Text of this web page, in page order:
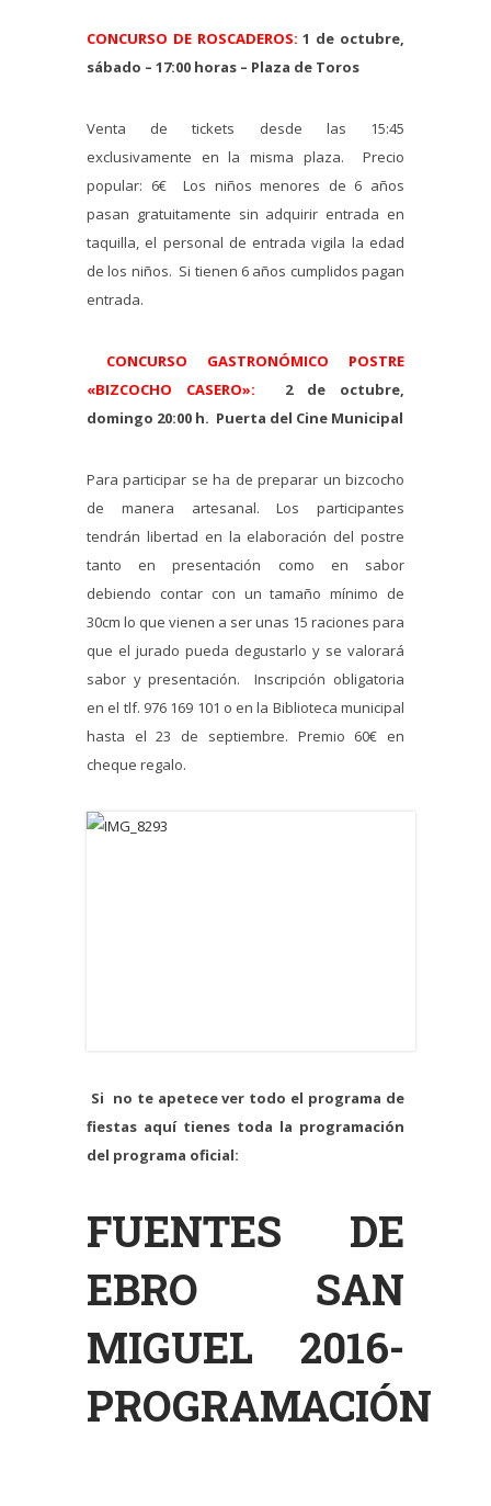
CONCURSO DE ROSCADEROS: 1 de octubre,
sábado – 17:00 horas – Plaza de Toros
Venta de tickets desde las 15:45
exclusivamente en la misma plaza. Precio
popular: 6€ Los niños menores de 6 años
pasan gratuitamente sin adquirir entrada en
taquilla, el personal de entrada vigila la edad
de los niños. Si tienen 6 años cumplidos pagan
entrada.
CONCURSO GASTRONÓMICO POSTRE
«BIZCOCHO CASERO»:
2 de octubre,
domingo 20:00 h. Puerta del Cine Municipal
Para participar se ha de preparar un bizcocho
de manera artesanal. Los participantes
tendrán libertad en la elaboración del postre
tanto en presentación como en sabor
debiendo contar con un tamaño mínimo de
30cm lo que vienen a ser unas 15 raciones para
que el jurado pueda degustarlo y se valorará
sabor y presentación. Inscripción obligatoria
en el tlf. 976 169 101 o en la Biblioteca municipal
hasta el 23 de septiembre. Premio 60€ en
cheque regalo.
Si no te apetece ver todo el programa de
fiestas aquí tienes toda la programación
del programa oficial:
FUENTES DE
EBRO SAN
MIGUEL 2016-
PROGRAMACIÓN